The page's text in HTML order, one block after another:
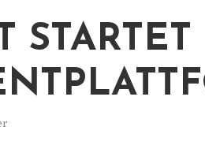
STARTET